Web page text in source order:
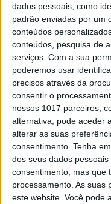
dados pessoais, como
padrão enviadas por um
conteúdos
conteúdos, pesquisa de
serviços. Com a sua
poderemos usar
precisos através da
consentir o
nossos 1017 parceiros,
alternativa, pode aceder
alterar as suas
consentimento. Tenha
dos seus dados
consentimento, mas que
processamento. As suas
este website. Você pode
LUSA
Amnistia
repressão
BES:
invadir Novo